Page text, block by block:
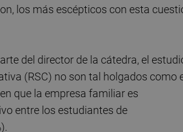
los más escépticos con esta
del director de la cátedra, el
(RSC) no son tal holgados como
que la empresa familiar es
entre los estudiantes de